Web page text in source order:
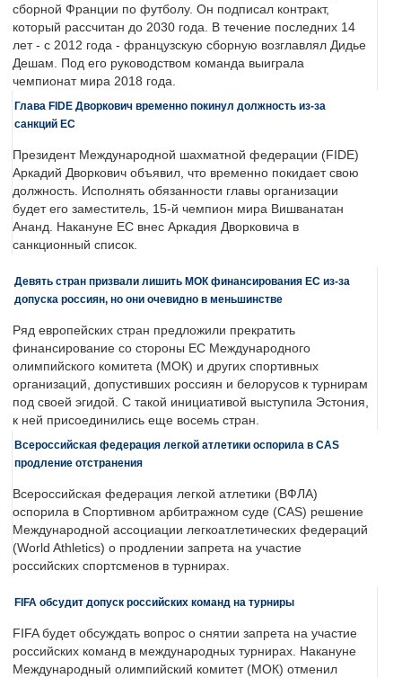
сборной Франции по футболу. Он подписал контракт,
который рассчитан до 2030 года. В течение последних 14
лет - с 2012 года - французскую сборную возглавлял Дидье
Дешам. Под его руководством команда выиграла
чемпионат мира 2018 года.
Глава FIDE Дворкович временно покинул должность из-за
санкций ЕС
Президент Международной шахматной федерации (FIDE)
Аркадий Дворкович объявил, что временно покидает свою
должность. Исполнять обязанности главы организации
будет его заместитель, 15-й чемпион мира Вишванатан
Ананд. Накануне ЕС внес Аркадия Дворковича в
санкционный список.
Девять стран призвали лишить МОК финансирования ЕС из-за
допуска россиян, но они очевидно в меньшинстве
Ряд европейских стран предложили прекратить
финансирование со стороны ЕС Международного
олимпийского комитета (МОК) и других спортивных
организаций, допустивших россиян и белорусов к турнирам
под своей эгидой. С такой инициативой выступила Эстония,
к ней присоединились еще восемь стран.
Всероссийская федерация легкой атлетики оспорила в CAS
продление отстранения
Всероссийская федерация легкой атлетики (ВФЛА)
оспорила в Спортивном арбитражном суде (CAS) решение
Международной ассоциации легкоатлетических федераций
(World Athletics) о продлении запрета на участие
российских спортсменов в турнирах.
FIFA обсудит допуск российских команд на турниры
FIFA будет обсуждать вопрос о снятии запрета на участие
российских команд в международных турнирах. Накануне
Международный олимпийский комитет (МОК) отменил